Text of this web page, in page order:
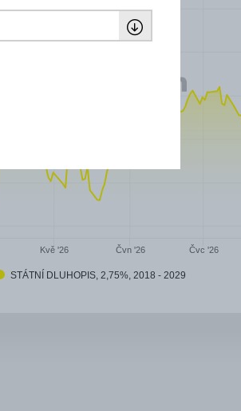
STÁTNÍ DLUHOPIS, 2,75%, 2018 - 2029
Kvě '26 Čvn '26 Čvc '26